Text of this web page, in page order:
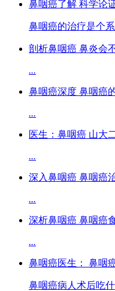
鼻咽癌了解 科学论
鼻咽癌的治疗是个
剖析鼻咽癌 鼻炎会
...
鼻咽癌深度 鼻咽癌
...
医生：鼻咽癌 山大
...
深入鼻咽癌 鼻咽癌
...
深析鼻咽癌 鼻咽癌
...
鼻咽癌医生： 鼻咽
鼻咽癌病人术后吃